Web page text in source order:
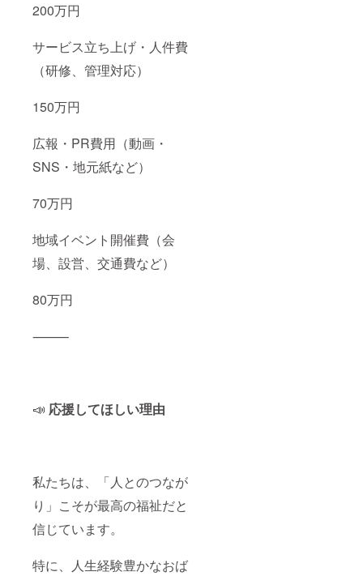
200万円
サービス立ち上げ・人件費
（研修、管理対応）
150万円
広報・PR費用（動画・
SNS・地元紙など）
70万円
地域イベント開催費（会
場、設営、交通費など）
80万円
⸻
📣 応援してほしい理由
私たちは、「人とのつなが
り」こそが最高の福祉だと
信じています。
特に、人生経験豊かなおば